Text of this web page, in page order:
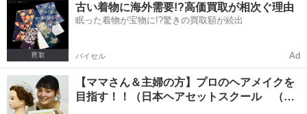
古い着物に海外需要!?高価買取が相次ぐ理由
眠った着物が宝物に!?驚きの買取額が続出
バイセル Ad
【ママさん＆主婦の方】プロのヘアメイクを
目指す！！（日本ヘアセットスクール （…